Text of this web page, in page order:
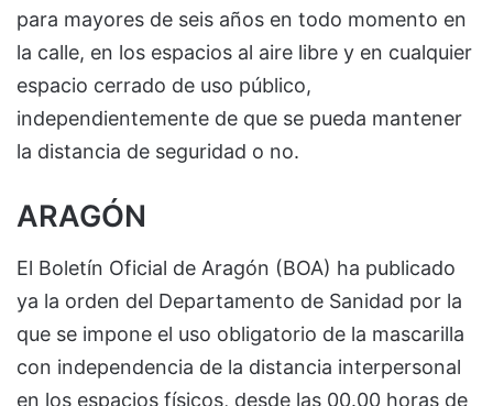
para mayores de seis años en todo momento en
la calle, en los espacios al aire libre y en cualquier
espacio cerrado de uso público,
independientemente de que se pueda mantener
la distancia de seguridad o no.
ARAGÓN
El Boletín Oficial de Aragón (BOA) ha publicado
ya la orden del Departamento de Sanidad por la
que se impone el uso obligatorio de la mascarilla
con independencia de la distancia interpersonal
en los espacios físicos, desde las 00.00 horas de